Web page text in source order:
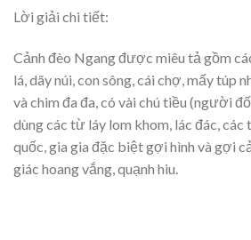
Lời giải chi tiết:
Cảnh đèo Ngang được miêu tả gồm
lá, dãy núi, con sông, cái chợ, mấy túp
và chim đa đa, có vài chú tiều (người
dùng các từ láy lom khom, lác đác,
quốc, gia gia đặc biệt gợi hình và gợi
giác hoang vắng, quạnh hiu.